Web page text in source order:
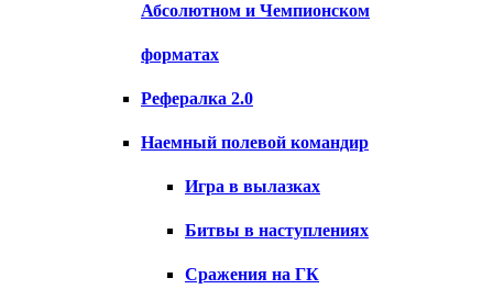
Абсолютном и Чемпионском
форматах
Рефералка 2.0
Наемный полевой командир
Игра в вылазках
Битвы в наступлениях
Сражения на ГК